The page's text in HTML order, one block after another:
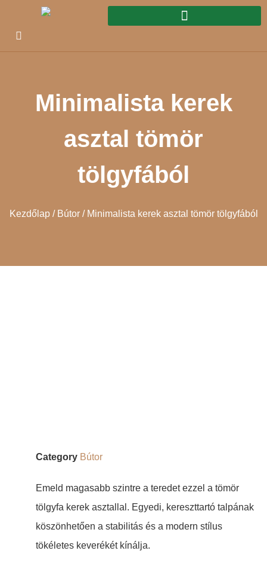
Minimalista kerek
asztal tömör
tölgyfából
Kezdőlap/ Bútor/ Minimalista kerek asztal tömör tölgyfából
Category Bútor
Emeld magasabb szintre a teredet ezzel a tömör
tölgyfa kerek asztallal. Egyedi, kereszttartó talpának
köszönhetően a stabilitás és a modern stílus
tökéletes keverékét kínálja.